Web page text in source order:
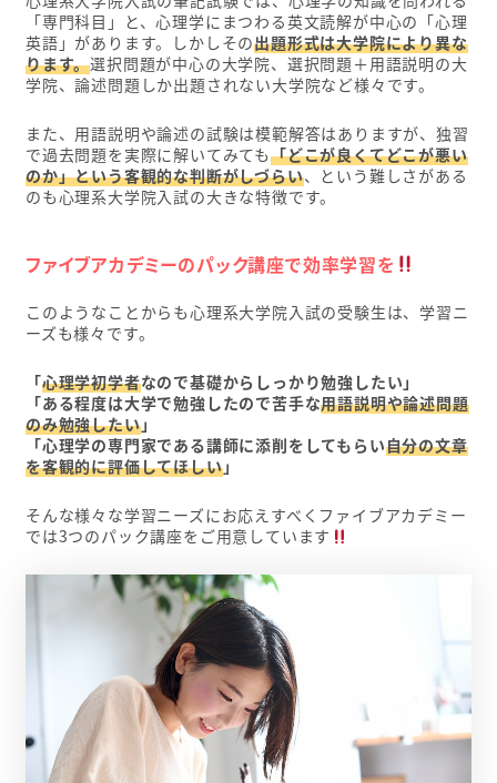
「専門科目」と、心理学にまつわる英文読解が中心の「心理
英語」があります。しかしその出題形式は大学院により異な
ります。選択問題が中心の大学院、選択問題＋用語説明の大
学院、論述問題しか出題されない大学院など様々です。
また、用語説明や論述の試験は模範解答はありますが、独習
で過去問題を実際に解いてみても「どこが良くてどこが悪い
のか」という客観的な判断がしづらい、という難しさがある
のも心理系大学院入試の大きな特徴です。
ファイブアカデミーのパック講座で効率学習を
このようなことからも心理系大学院入試の受験生は、学習ニ
ーズも様々です。
「心理学初学者なので基礎からしっかり勉強したい」
「ある程度は大学で勉強したので苦手な用語説明や論述問題
のみ勉強したい」
「心理学の専門家である講師に添削をしてもらい自分の文章
を客観的に評価してほしい」
そんな様々な学習ニーズにお応えすべくファイブアカデミー
では3つのパック講座をご用意しています